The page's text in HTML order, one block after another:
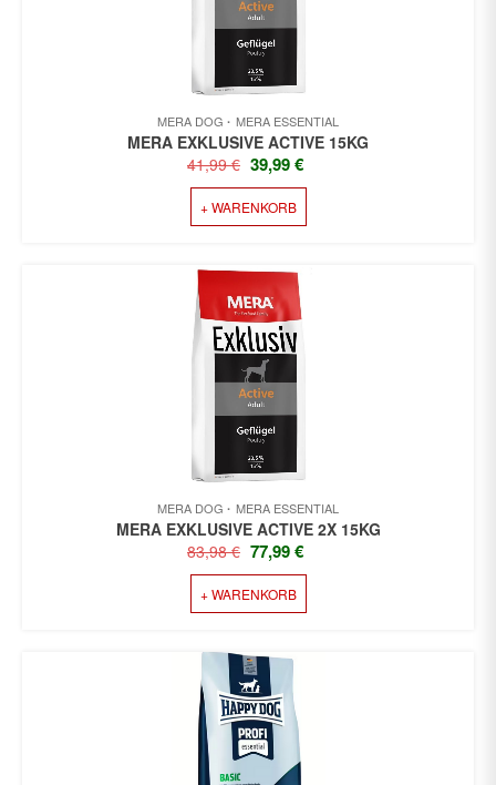
MERA DOG MERA ESSENTIAL
MERA EXKLUSIVE ACTIVE 15KG
41,99€ URSPRÜNGLICHER
PREIS
WAR:
41,99 €
39,99€
+ WARENKORB
MERA DOG MERA ESSENTIAL
MERA EXKLUSIVE ACTIVE 2X 15KG
83,98€ URSPRÜNGLICHER
PREIS
WAR:
83,98 €
77,99€
+ WARENKORB